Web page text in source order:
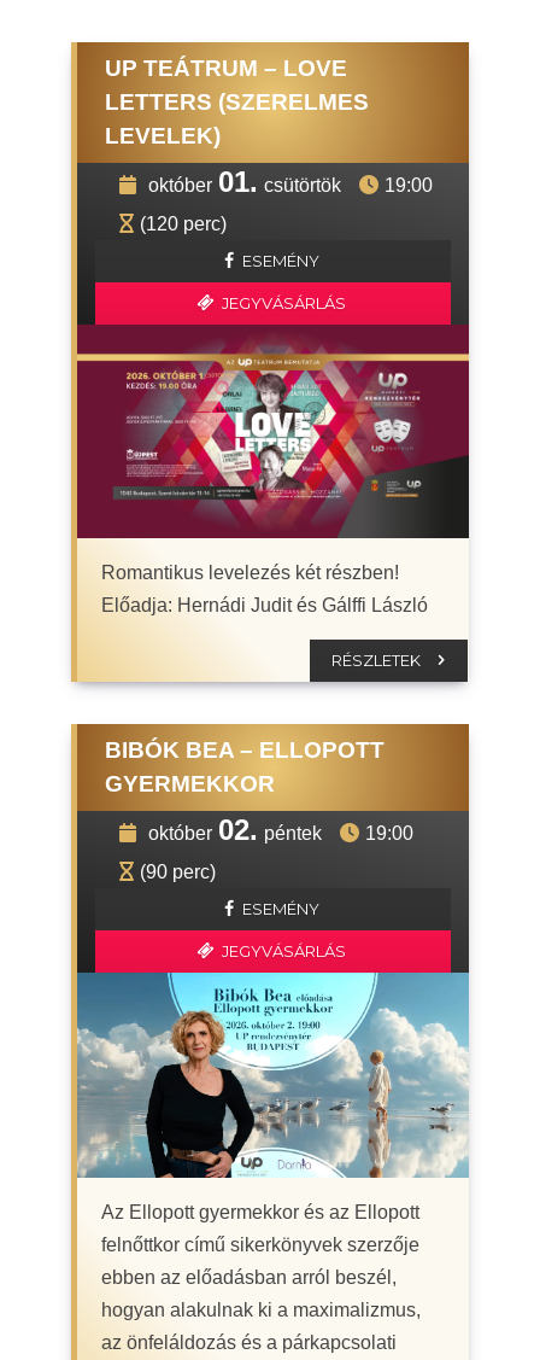
UP TEÁTRUM – LOVE
LETTERS (SZERELMES
LEVELEK)
október 01. csütörtök
19:00
(120 perc)
ESEMÉNY
JEGYVÁSÁRLÁS
Romantikus levelezés két részben!
Előadja: Hernádi Judit és Gálffi László
RÉSZLETEK
BIBÓK BEA – ELLOPOTT
GYERMEKKOR
október 02. péntek
19:00
(90 perc)
ESEMÉNY
JEGYVÁSÁRLÁS
Az Ellopott gyermekkor és az Ellopott
felnőttkor című sikerkönyvek szerzője
ebben az előadásban arról beszél,
hogyan alakulnak ki a maximalizmus,
az önfeláldozás és a párkapcsolati